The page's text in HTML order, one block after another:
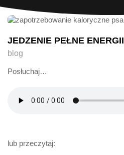
JEDZENIE PEŁNE ENERGII
blog
Posłuchaj…
lub przeczytaj: